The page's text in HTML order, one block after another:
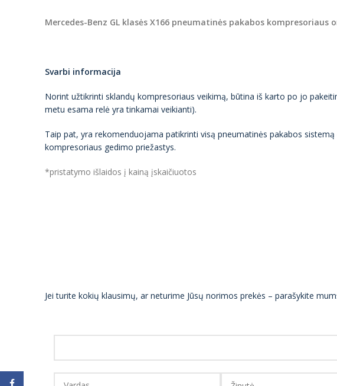
Mercedes-Benz GL klasės X166 pneumatinės pakabos kompresoriaus
Svarbi informacija
Norint užtikrinti sklandų kompresoriaus veikimą, būtina iš karto po jo
metu esama relė yra tinkamai veikianti).
Taip pat, yra rekomenduojama patikrinti visą pneumatinės pakabos
kompresoriaus gedimo priežastys.
*pristatymo išlaidos į kainą įskaičiuotos
Jei turite kokių klausimų, ar neturime Jūsų norimos prekės – parašykite